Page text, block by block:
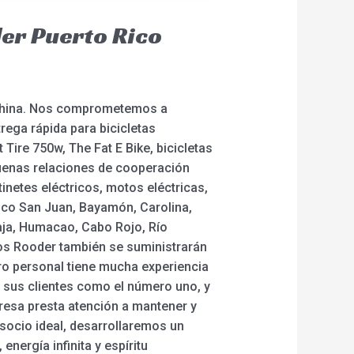
Puerto Rico
Nos comprometemos a
rápida para bicicletas
750w, The Fat E Bike, bicicletas
relaciones de cooperación
eléctricos, motos eléctricas,
San Juan, Bayamón, Carolina,
Humacao, Cabo Rojo, Río
Rooder también se suministrarán
personal tiene mucha experiencia
clientes como el número uno, y
presta atención a mantener y
ideal, desarrollaremos un
infinita y espíritu